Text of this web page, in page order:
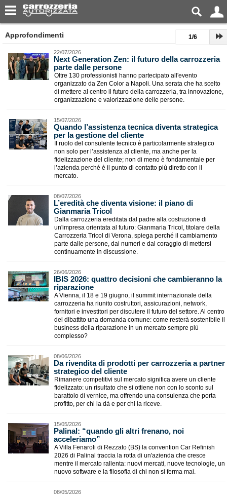
1/6
Approfondimenti
22/07/2026
​Next Generation Zen: il futuro della carrozzeria
parte dalle persone
Oltre 130 professionisti hanno partecipato all'evento
organizzato da Zen Color a Napoli. Una serata che ha scelto
di mettere al centro il futuro della carrozzeria, tra innovazione,
organizzazione e valorizzazione delle persone.
15/07/2026
Quando l’assistenza tecnica diventa strategica
per la gestione del cliente
Il ruolo del consulente tecnico è particolarmente strategico
non solo per l’assistenza al cliente, ma anche per la
fidelizzazione del cliente; non di meno è fondamentale per
l’azienda perché è il punto di contatto più diretto con il
mercato.
08/07/2026
L’eredità che diventa visione: il piano di
Gianmaria Tricol
Dalla carrozzeria ereditata dal padre alla costruzione di
un'impresa orientata al futuro: Gianmaria Tricol, titolare della
Carrozzeria Tricol di Verona, spiega perché il cambiamento
parte dalle persone, dai numeri e dal coraggio di mettersi
continuamente in discussione.
26/06/2026
​IBIS 2026: quattro decisioni che cambieranno la
riparazione
A Vienna, il 18 e 19 giugno, il summit internazionale della
carrozzeria ha riunito costruttori, assicurazioni, network,
fornitori e investitori per discutere il futuro del settore. Al centro
del dibattito una domanda comune: come resterà sostenibile il
business della riparazione in un mercato sempre più
complesso?
08/06/2026
​Da rivendita di prodotti per carrozzeria a partner
strategico del cliente
Rimanere competitivi sul mercato significa avere un cliente
fidelizzato: un risultato che si ottiene non con lo sconto sul
barattolo di vernice, ma offrendo una consulenza che porta
profitto, per chi la dà e per chi la riceve.
15/05/2026
Palinal: “quando gli altri frenano, noi
acceleriamo”
A Villa Fenaroli di Rezzato (BS) la convention Car Refinish
2026 di Palinal traccia la rotta di un'azienda che cresce
mentre il mercato rallenta: nuovi mercati, nuove tecnologie, un
nuovo software e la filosofia di chi non si ferma mai.
08/05/2026